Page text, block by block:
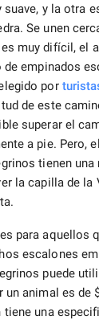
suave, y la otra
Se unen
muy difícil, el
de empinados
por
de este
superar el
a pie. Pero,
tienen una
la capilla de la
para aquellos
escalones
puede
animal es de
tiene una